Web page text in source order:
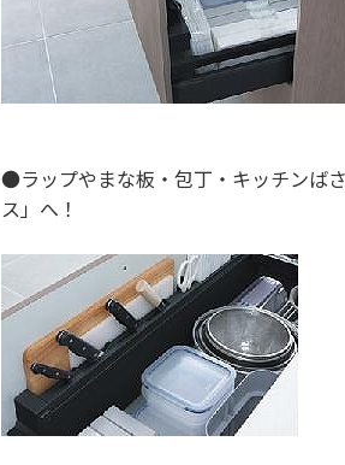
●ラップやまな板・包丁・キッチンば
ス」へ！